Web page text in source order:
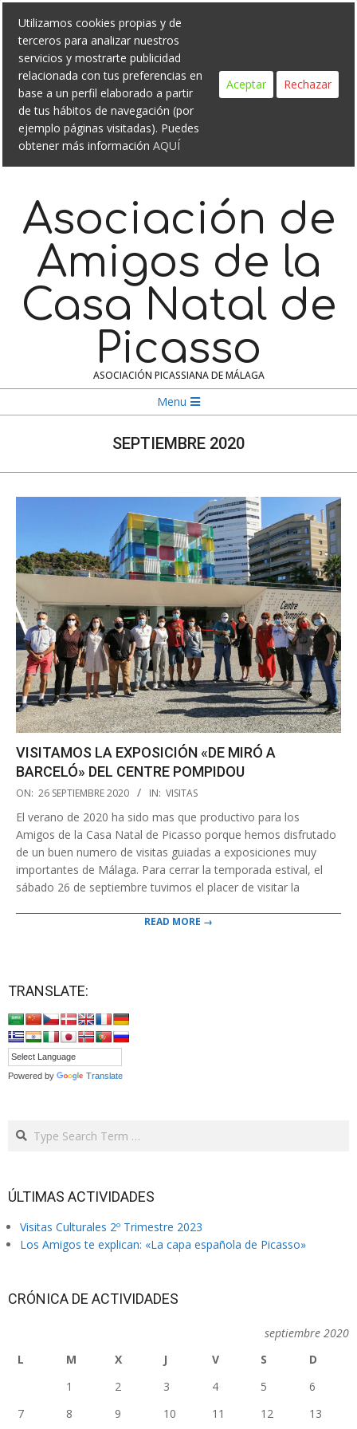
Skip
content
Search
Asociación de
Amigos de la
Casa Natal de
Picasso
ASOCIACIÓN PICASSIANA DE MÁLAGA
Menu
Menu
SEPTIEMBRE 2020
VISITAMOS LA EXPOSICIÓN «DE MIRÓ A
BARCELÓ» DEL CENTRE POMPIDOU
2020-
26
ON: 26 SEPTIEMBRE 2020 IN: VISITAS
El verano de 2020 ha sido mas que productivo para los
Amigos de la Casa Natal de Picasso porque hemos disfrutado
de un buen numero de visitas guiadas a exposiciones muy
importantes de Málaga. Para cerrar la temporada estival, el
sábado 26 de septiembre tuvimos el placer de visitar la
READ MORE →
TRANSLATE:
Powered by Translate
Search
ÚLTIMAS ACTIVIDADES
Visitas Culturales 2º Trimestre 2023
Los Amigos te explican: «La capa española de Picasso»
CRÓNICA DE ACTIVIDADES
septiembre 2020
L
M X J V S
D
1
2 3 4 5
6
7
8 9 10 11 12 13
Utilizamos cookies propias y de
terceros para analizar nuestros
servicios y mostrarte publicidad
relacionada con tus preferencias en
base a un perfil elaborado a partir
de tus hábitos de navegación (por
ejemplo páginas visitadas). Puedes
obtener más información AQUÍ
Aceptar Rechazar